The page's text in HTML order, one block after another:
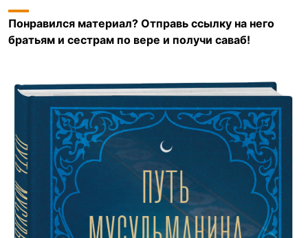
Понравился материал? Отправь ссылку на него
братьям и сестрам по вере и получи саваб!